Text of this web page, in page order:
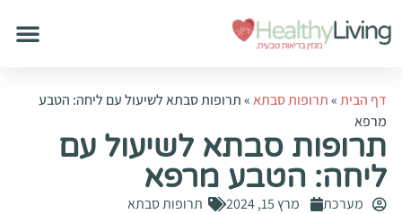
דף הבית»תרופות סבתא»תרופות סבתא לשיעול עם ליחה: הטבע
מרפא
תרופות סבתא לשיעול עם
ליחה: הטבע מרפא
מערכת מרץ 15, 2024 תרופות סבתא